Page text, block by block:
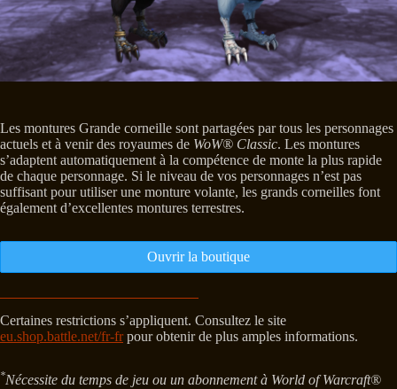
Les montures Grande corneille sont partagées par tous les personnages
actuels et à venir des royaumes de WoW® Classic. Les montures
s’adaptent automatiquement à la compétence de monte la plus rapide
de chaque personnage. Si le niveau de vos personnages n’est pas
suffisant pour utiliser une monture volante, les grands corneilles font
également d’excellentes montures terrestres.
Ouvrir la boutique
Certaines restrictions s’appliquent. Consultez le site
eu.shop.battle.net/fr-frpour obtenir de plus amples informations.
*Nécessite du temps de jeu ou un abonnement à World of Warcraft®